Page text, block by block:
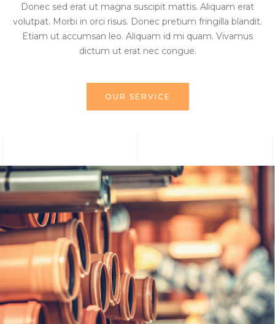
Donec sed erat ut magna suscipit mattis. Aliquam erat
volutpat. Morbi in orci risus. Donec pretium fringilla blandit.
Etiam ut accumsan leo. Aliquam id mi quam. Vivamus
dictum ut erat nec congue.
OUR SERVICE